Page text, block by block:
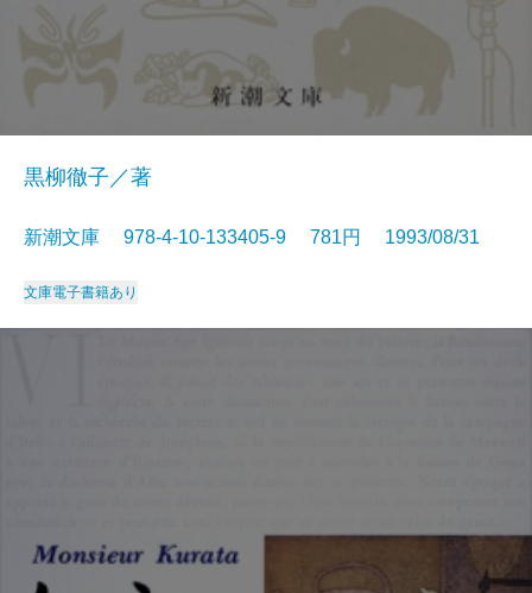
黒柳徹子／著
新潮文庫 978-4-10-133405-9 781円 1993/08/31
文庫電子書籍あり